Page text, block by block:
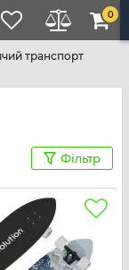
0
транспорт
Фільтр